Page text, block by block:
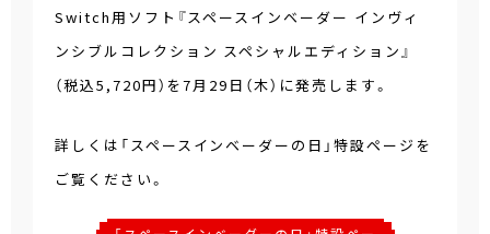
Switch用ソフト『スペースインベーダー インヴィ
ンシブルコレクション スペシャルエディション』
（税込5,720円）を7月29日（木）に発売します。
詳しくは「スペースインベーダーの日」特設ページを
ご覧ください。